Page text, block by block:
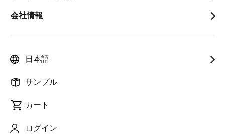
会社情報
日本語
サンプル
カート
ログイン
概要
要
説
雑していたり​​広い空間があったりすると、従業員、請